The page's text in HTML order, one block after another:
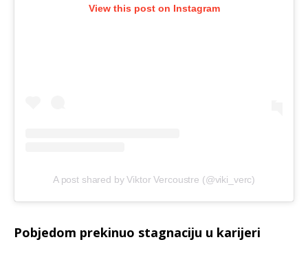
View this post on Instagram
A post shared by Viktor Vercoustre (@viki_verc)
Pobjedom prekinuo stagnaciju u karijeri